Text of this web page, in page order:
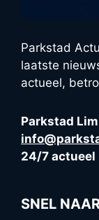
Parkstad
laatste
actueel,
Parkstad
24/7 actueel
SNEL